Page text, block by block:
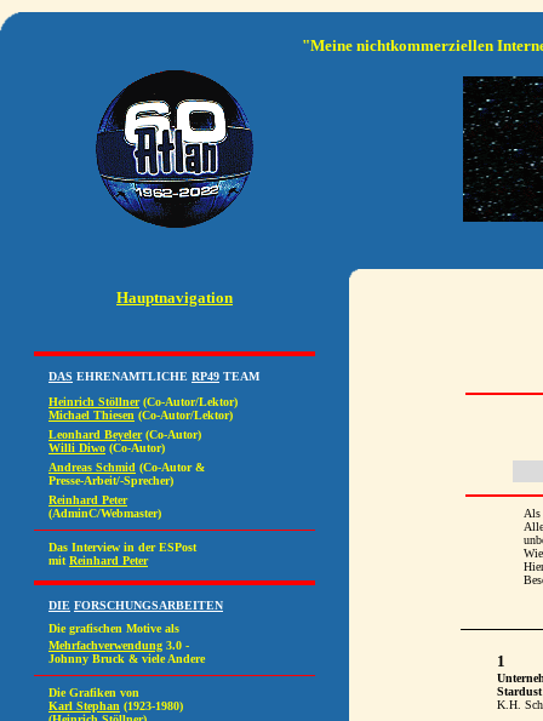
"Meine nichtkommerziellen
Hauptnavigation
Als
1
Stardust
K.H.